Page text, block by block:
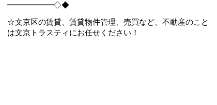
━━━━━━◇◆
☆文京区の賃貸、賃貸物件管理、売買など、不動産のこと
は文京トラスティにお任せください！